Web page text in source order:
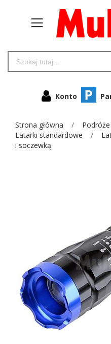
Konto
Strona główna
Latarki standardowe
i soczewką